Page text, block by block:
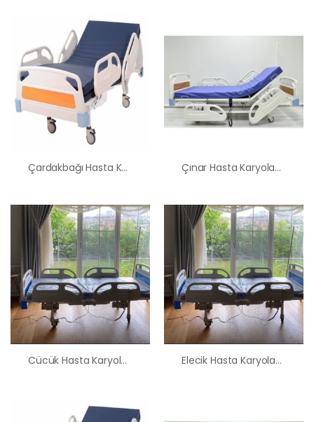
Çardakbağı Hasta Karyolası Satış Kiralama Fiyatı Çınar Hasta Karyolası Satış Kiralama Fiyatı
Cücük Hasta Karyolası Satış Kiralama Fiyatı Elecik Hasta Karyolası Satış Kiralama Fiyatı